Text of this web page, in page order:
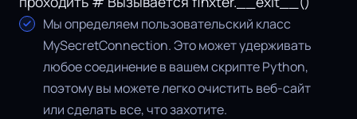
Мы определяем пользовательский класс
MySecretConnection. Это может удерживать
любое соединение в вашем скрипте Python,
поэтому вы можете легко очистить веб-сайт
или сделать все, что захотите.